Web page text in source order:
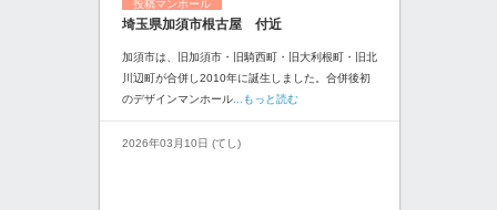
投稿マンホール
埼玉県加須市根古屋 付近
加須市は、旧加須市・旧騎西町・旧大利根町・旧北
川辺町が合併し2010年に誕生しました。合併後初
のデザインマンホール ...もっと読む
2026年03月10日 (てし)